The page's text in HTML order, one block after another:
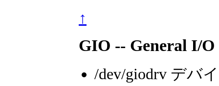
↑
GIO -- General I/O
/dev/giodrv デバ